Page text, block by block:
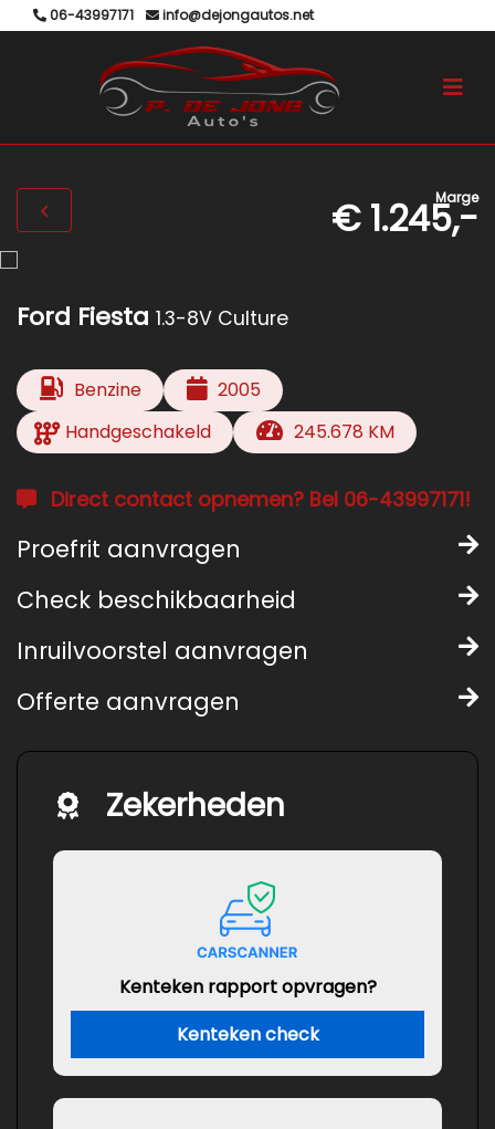
06-43997171 info@dejongautos.net
Marge
€ 1.245,-
Ford Fiesta 1.3-8V Culture
Benzine
2005
Handgeschakeld
245.678 KM
Direct contact opnemen? Bel 06-43997171!
Proefrit aanvragen
Check beschikbaarheid
Inruilvoorstel aanvragen
Offerte aanvragen
Zekerheden
Kenteken rapport opvragen?
Kenteken check